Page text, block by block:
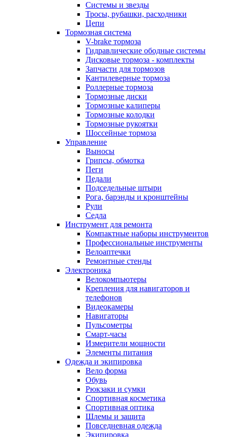
Системы и звезды
Тросы, рубашки, расходники
Цепи
Тормозная система
V-brake тормоза
Гидравлические ободные системы
Дисковые тормоза - комплекты
Запчасти для тормозов
Кантилеверные тормоза
Роллерные тормоза
Тормозные диски
Тормозные калиперы
Тормозные колодки
Тормозные рукоятки
Шоссейные тормоза
Управление
Выносы
Грипсы, обмотка
Пеги
Педали
Подседельные штыри
Рога, барэнды и кронштейны
Рули
Седла
Инструмент для ремонта
Компактные наборы инструментов
Профессиональные инструменты
Велоаптечки
Ремонтные стенды
Электроника
Велокомпьютеры
Крепления для навигаторов и
телефонов
Видеокамеры
Навигаторы
Пульсометры
Смарт-часы
Измерители мощности
Элементы питания
Одежда и экипировка
Вело форма
Обувь
Рюкзаки и сумки
Спортивная косметика
Спортивная оптика
Шлемы и защита
Повседневная одежда
Экипировка